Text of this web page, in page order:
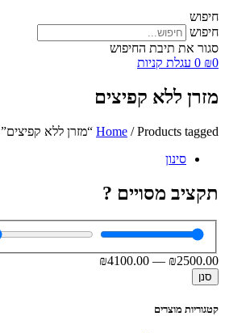
חיפוש
חיפוש
סגור את תיבת החיפוש
₪0
0 עגלת קניות
מזרן ללא קפיצים
Home / Products tagged “מזרן ללא קפיצים”
סינון
תקציב מסויים ?
₪2500.00
—
₪4100.00
סנן
קטגוריות מוצרים